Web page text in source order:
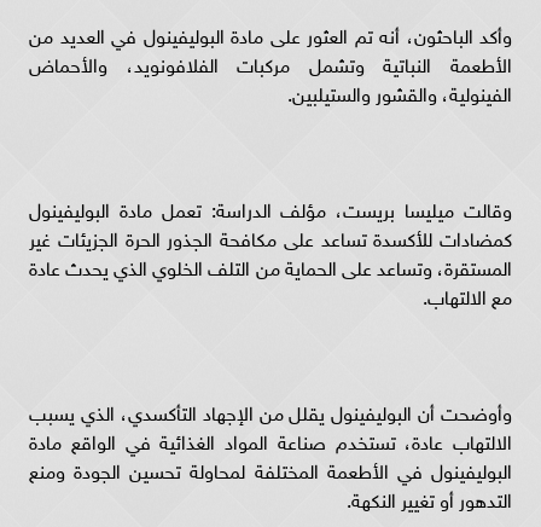
وأكد الباحثون، أنه تم العثور على مادة البوليفينول في العديد من
الأطعمة النباتية وتشمل مركبات الفلافونويد، والأحماض
الفينولية، والقشور والستيلبين.
وقالت ميليسا بريست، مؤلف الدراسة: تعمل مادة البوليفينول
كمضادات للأكسدة تساعد على مكافحة الجذور الحرة الجزيئات غير
المستقرة، وتساعد على الحماية من التلف الخلوي الذي يحدث عادة
مع الالتهاب.
وأوضحت أن البوليفينول يقلل من الإجهاد التأكسدي، الذي يسبب
الالتهاب عادة، تستخدم صناعة المواد الغذائية في الواقع مادة
البوليفينول في الأطعمة المختلفة لمحاولة تحسين الجودة ومنع
التدهور أو تغيير النكهة.